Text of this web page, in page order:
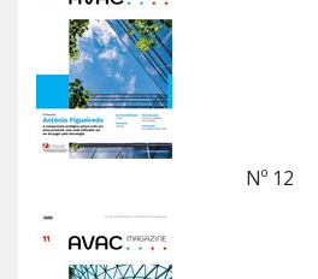
Nº 12